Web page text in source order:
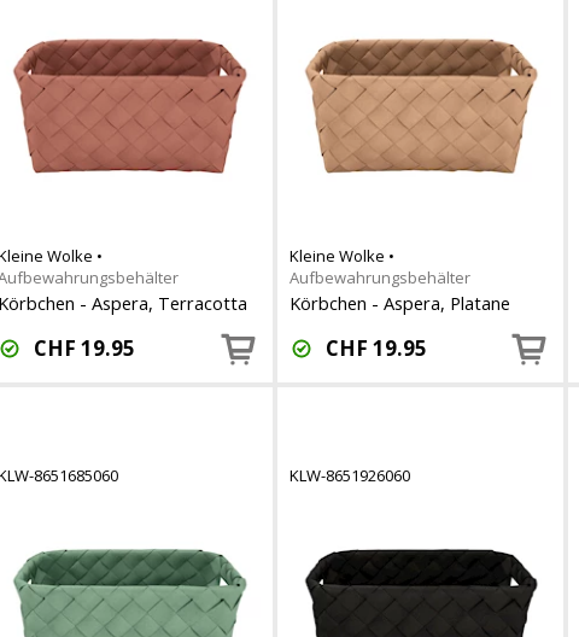
Wolke •
- Aspera, Terracotta
CHF 19.95
Kleine Wolke •
Aufbewahrungsbehälter
Körbchen - Aspera, Platane
CHF 19.95
8651685060 KLW-8651926060